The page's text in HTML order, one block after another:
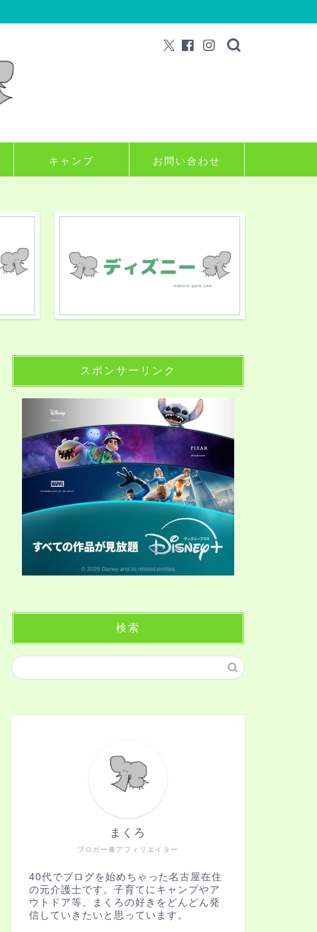
キャンプ お問い合わせ
スポンサーリンク
検索
ブロガー兼アフィリエイター
まくろ
40代でブログを始めちゃった名古屋在住
の元介護士です。子育てにキャンプやア
ウトドア等、まくろの好きをどんどん発
信していきたいと思っています。